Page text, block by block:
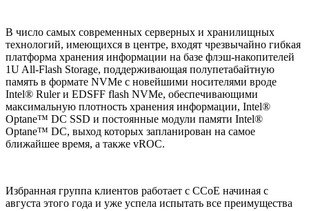
В число самых современных серверных и хранилищных
технологий, имеющихся в центре, входят чрезвычайно гибкая
платформа хранения информации на базе флэш-накопителей
1U All-Flash Storage, поддерживающая полупетабайтную
память в формате NVMe с новейшими носителями вроде
Intel® Ruler и EDSFF flash NVMe, обеспечивающими
максимальную плотность хранения информации, Intel®
Optane™ DC SSD и постоянные модули памяти Intel®
Optane™ DC, выход которых запланирован на самое
ближайшее время, а также vROC.
Избранная группа клиентов работает с CCoE начиная с
августа этого года и уже успела испытать все преимущества